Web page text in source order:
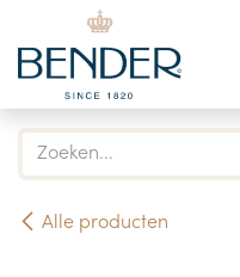
Overslaan naar inhoud
Alle producten